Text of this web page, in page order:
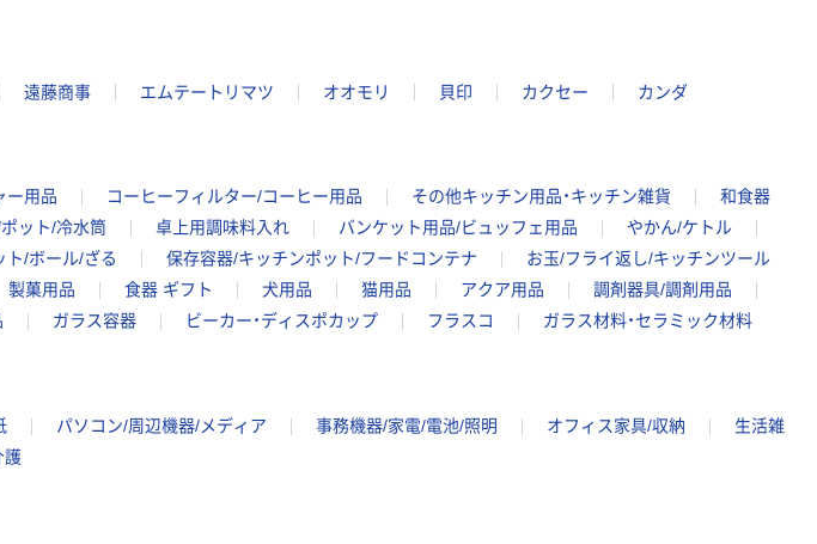
遠藤商事 エムテートリマツ オオモリ 貝印 カクセー カンダ
ー用品 コーヒーフィルター/コーヒー用品 その他キッチン用品・キッチン雑貨
和食器
ット/冷水筒 卓上用調味料入れ バンケット用品/ビュッフェ用品
やかん/ケトル
ト/ボール/ざる 保存容器/キッチンポット/フードコンテナ
お玉/フライ返し/キッチンツール
製菓用品 食器 ギフト 犬用品 猫用品 アクア用品
調剤器具/調剤用品
ガラス容器 ビーカー・ディスポカップ フラスコ ガラス材料・セラミック材料
パソコン/周辺機器/メディア 事務機器/家電/電池/照明 オフィス家具/収納
生活雑
護